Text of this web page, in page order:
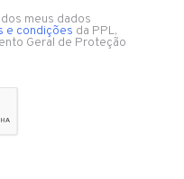
meus dados
e condições da PPL,
Geral de Proteção